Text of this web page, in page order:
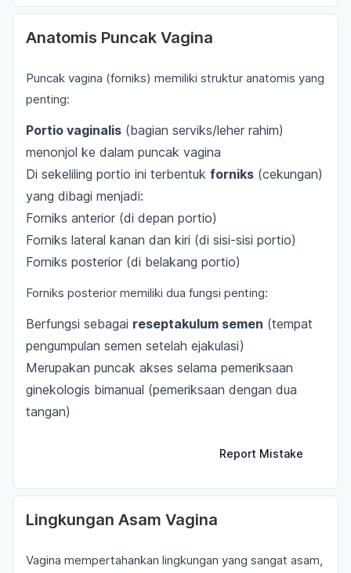
Anatomis Puncak Vagina
Puncak vagina (forniks) memiliki struktur anatomis yang
penting:
Portio vaginalis (bagian serviks/leher rahim)
menonjol ke dalam puncak vagina
Di sekeliling portio ini terbentuk forniks (cekungan)
yang dibagi menjadi:
Forniks anterior (di depan portio)
Forniks lateral kanan dan kiri (di sisi-sisi portio)
Forniks posterior (di belakang portio)
Forniks posterior memiliki dua fungsi penting:
Berfungsi sebagai reseptakulum semen (tempat
pengumpulan semen setelah ejakulasi)
Merupakan puncak akses selama pemeriksaan
ginekologis bimanual (pemeriksaan dengan dua
tangan)
Report Mistake
Lingkungan Asam Vagina
Vagina mempertahankan lingkungan yang sangat asam,